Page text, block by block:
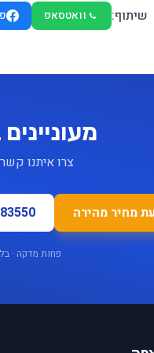
שיתוף: וואטסאפ
צרו איתנו
מחיר מהירה
פחות מדקה · בלי